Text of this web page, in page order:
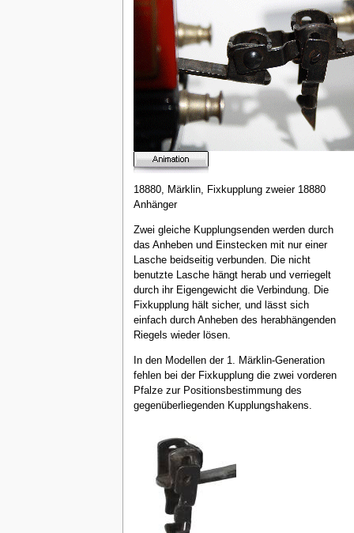
18880, Märklin, Fixkupplung zweier 18880
Anhänger
Zwei gleiche Kupplungsenden werden durch
das Anheben und Einstecken mit nur einer
Lasche beidseitig verbunden. Die nicht
benutzte Lasche hängt herab und verriegelt
durch ihr Eigengewicht die Verbindung. Die
Fixkupplung hält sicher, und lässt sich
einfach durch Anheben des herabhängenden
Riegels wieder lösen.
In den Modellen der 1. Märklin-Generation
fehlen bei der Fixkupplung die zwei vorderen
Pfalze zur Positionsbestimmung des
gegenüberliegenden Kupplungshakens.